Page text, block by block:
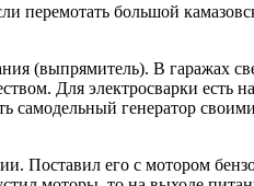
перемотать большой
(выпрямитель). В гаражах
Для электросварки есть
генератор
Поставил его с мотором